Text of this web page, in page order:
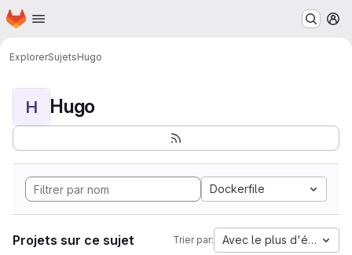
Passer au contenu principal
Page d'accueil
ExplorerSujetsHugo
H Hugo
Dockerfile
Projets sur ce sujet Trier par: Avec le plus d'étoiles